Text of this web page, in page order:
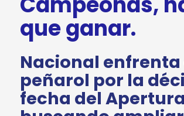
que ganar.
Nacional enfrenta
peñarol por la
fecha del